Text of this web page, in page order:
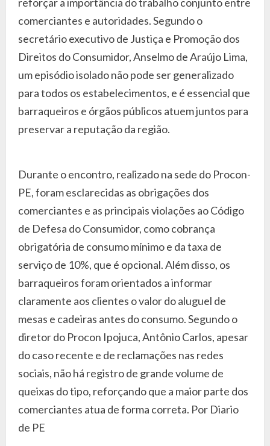
comerciantes e autoridades. Segundo o
secretário executivo de Justiça e Promoção dos
Direitos do Consumidor, Anselmo de Araújo Lima,
um episódio isolado não pode ser generalizado
para todos os estabelecimentos, e é essencial que
barraqueiros e órgãos públicos atuem juntos para
preservar a reputação da região.
Durante o encontro, realizado na sede do Procon-
PE, foram esclarecidas as obrigações dos
comerciantes e as principais violações ao Código
de Defesa do Consumidor, como cobrança
obrigatória de consumo mínimo e da taxa de
serviço de 10%, que é opcional. Além disso, os
barraqueiros foram orientados a informar
claramente aos clientes o valor do aluguel de
mesas e cadeiras antes do consumo. Segundo o
diretor do Procon Ipojuca, Antônio Carlos, apesar
do caso recente e de reclamações nas redes
sociais, não há registro de grande volume de
queixas do tipo, reforçando que a maior parte dos
comerciantes atua de forma correta. Por Diario
de PE